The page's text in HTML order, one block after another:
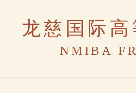
龙慈国际高
NMIBA